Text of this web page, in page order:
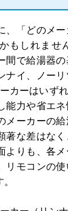
、「どのメー
もしれませ
間で給湯器
ナイ、ノー
カーはいず
能力や省エ
メーカーの
著な差はな
よりも、各
リモコンの